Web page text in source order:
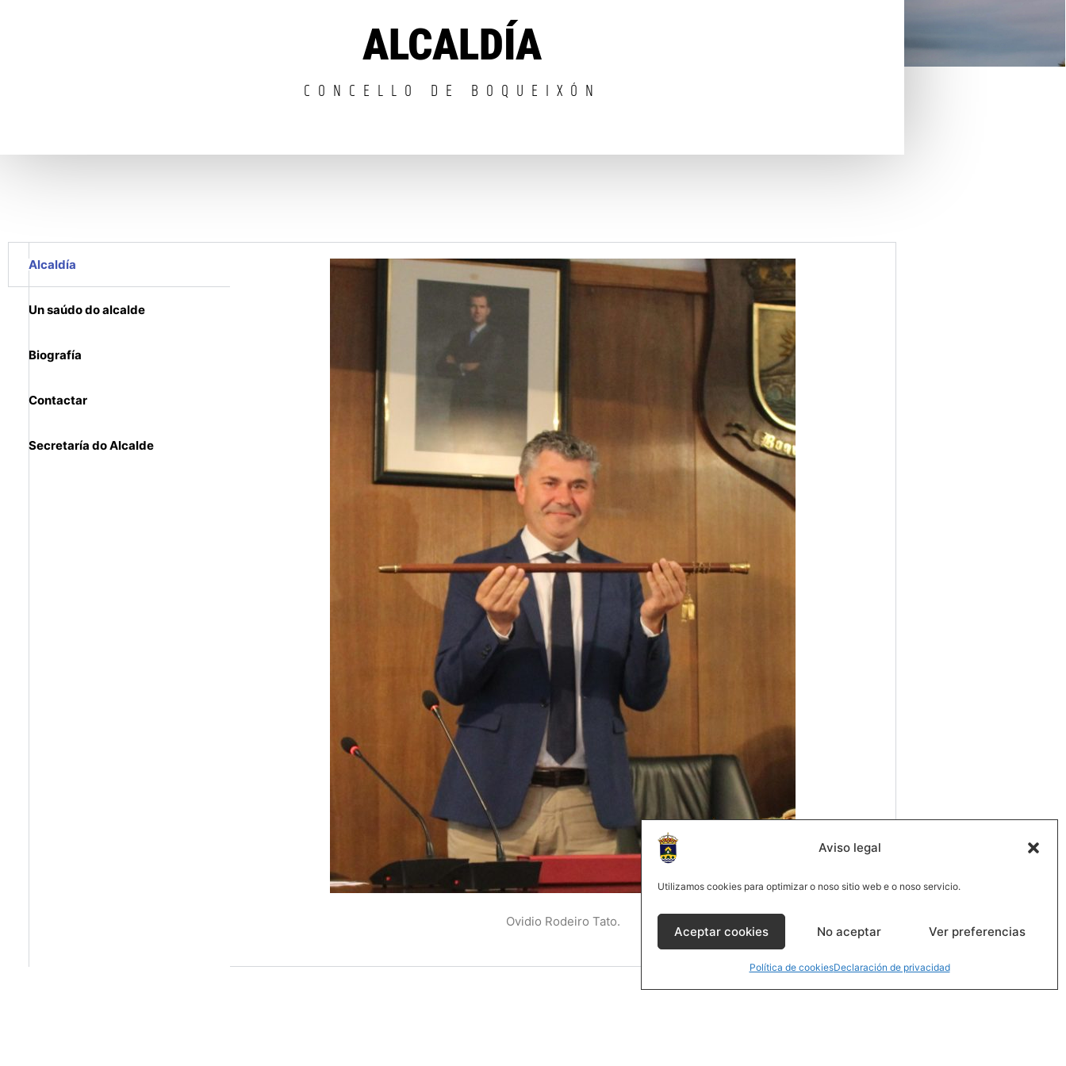
Aviso legal
Utilizamos cookies para optimizar o noso sitio web e o noso servicio.
Aceptar cookies No aceptar Ver preferencias
Política de cookiesDeclaración de privacidad
ALCALDÍA
CONCELLO DE BOQUEIXÓN
Alcaldía
Un saúdo do alcalde
Biografía
Contactar
Secretaría do Alcalde
Ovidio Rodeiro Tato.